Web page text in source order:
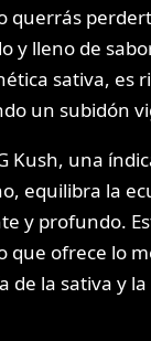
querrás
y lleno de
sativa, es
un subidón
Kush, una
equilibra la
y profundo.
que ofrece lo
de la sativa y